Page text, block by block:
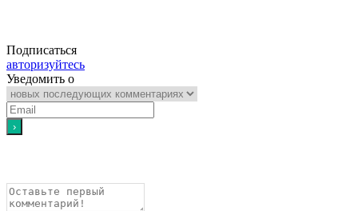
Подписаться
авторизуйтесь
Уведомить о